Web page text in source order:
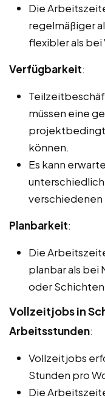
Die
regelmäßiger
flexibler als
Verfügbarkeit:
müssen eine
können.
Es kann
verschiedenen
Planbarkeit:
Die
planbar als bei
oder
Vollzeitjobs in
Arbeitsstunden:
Vollzeitjobs
Stunden pro
Die